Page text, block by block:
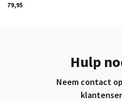
79,95
Hulp
Neem contact